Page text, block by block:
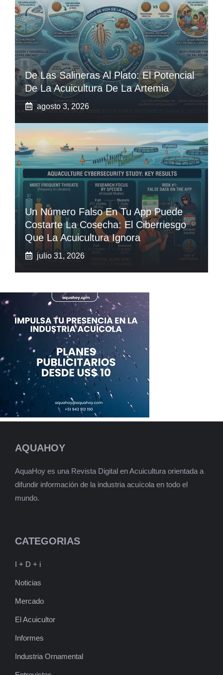
De Las Salineras Al Plato: El Potencial
De La Acuicultura De La Artemia
agosto 3, 2026
Un Número Falso En Tu App Puede
Costarte La Cosecha: El Ciberriesgo
Que La Acuicultura Ignora
julio 31, 2026
AQUAHOY
AquaHoy es una Revista Digital en Acuicultura orientada a
difundir información de la industria acuícola en todo el
mundo.
CATEGORIAS
I + D + i
Noticias
Mercado
El Acuicultor
Informes
Industria Ornamental